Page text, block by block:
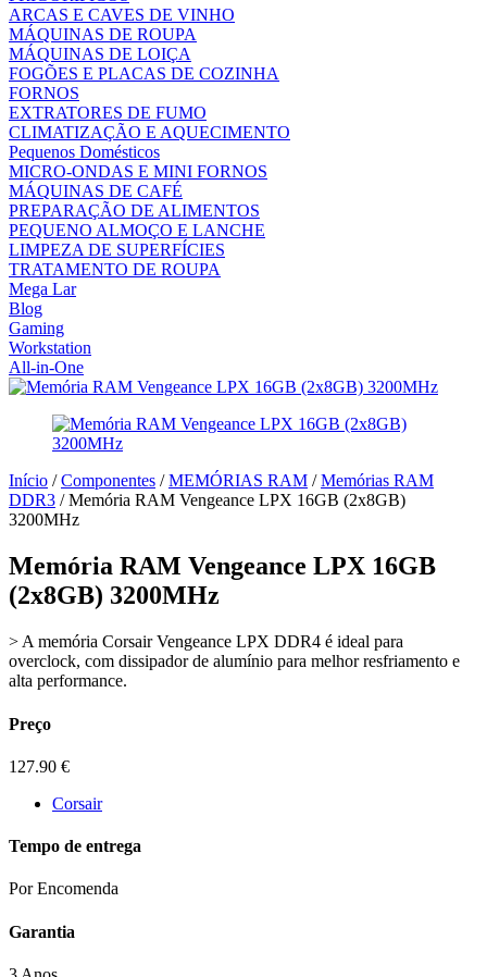
ARCAS E CAVES DE VINHO
MÁQUINAS DE ROUPA
MÁQUINAS DE LOIÇA
FOGÕES E PLACAS DE COZINHA
FORNOS
EXTRATORES DE FUMO
CLIMATIZAÇÃO E AQUECIMENTO
Pequenos Domésticos
MICRO-ONDAS E MINI FORNOS
MÁQUINAS DE CAFÉ
PREPARAÇÃO DE ALIMENTOS
PEQUENO ALMOÇO E LANCHE
LIMPEZA DE SUPERFÍCIES
TRATAMENTO DE ROUPA
Mega Lar
Blog
Gaming
Workstation
All-in-One
Início /Componentes /MEMÓRIAS RAM /Memórias RAM
DDR3 / Memória RAM Vengeance LPX 16GB (2x8GB)
3200MHz
Memória RAM Vengeance LPX 16GB
(2x8GB) 3200MHz
> A memória Corsair Vengeance LPX DDR4 é ideal para
overclock, com dissipador de alumínio para melhor resfriamento e
alta performance.
Preço
127.90 €
Corsair
Tempo de entrega
Por Encomenda
Garantia